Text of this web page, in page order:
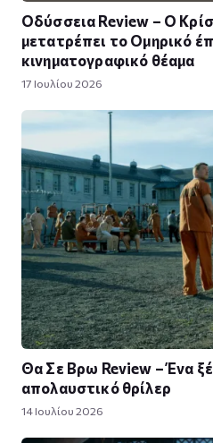
Οδύσσεια Review – Ο
μετατρέπει το Ομηρικό
κινηματογραφικό θέαμα
17 Ιουλίου 2026
Θα Σε Βρω Review – Ένα
απολαυστικό θρίλερ
14 Ιουλίου 2026